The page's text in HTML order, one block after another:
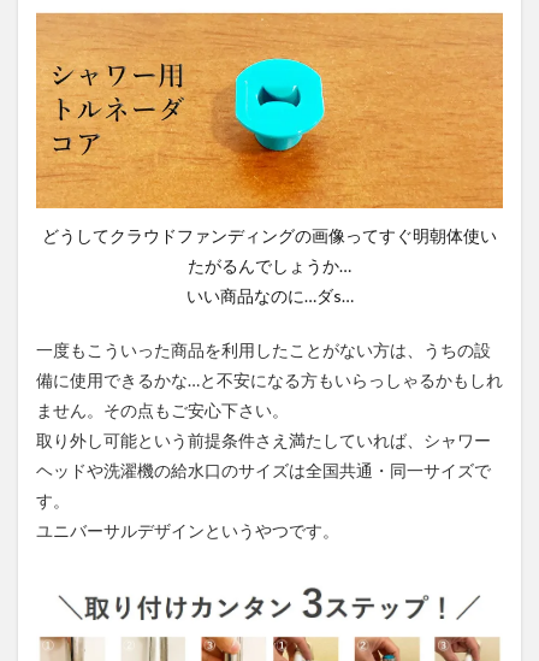
どうしてクラウドファンディングの画像ってすぐ明朝体使い
たがるんでしょうか…
いい商品なのに…ダs…
一度もこういった商品を利用したことがない方は、うちの設
備に使用できるかな…と不安になる方もいらっしゃるかもしれ
ません。 その点もご安心下さい。
取り外し可能という前提条件さえ満たしていれば、シャワー
ヘッドや洗濯機の給水口のサイズは全国共通・同一サイズで
す。
ユニバーサルデザインというやつです。